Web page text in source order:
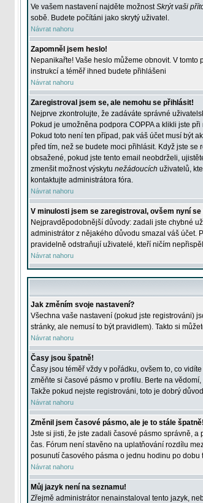
Ve vašem nastavení najděte možnostSkrýt vaši
sobě. Budete počítáni jako skrytý uživatel.
Návrat nahoru
Zapomněl jsem heslo!
Nepanikařte! Vaše heslo můžeme obnovit. V
instrukcí a téměř ihned budete přihlášeni
Návrat nahoru
Zaregistroval jsem se, ale nemohu se přihlásit!
Nejprve zkontrolujte, že zadáváte správné
Pokud je umožněna podpora COPPA a klikli jste
Pokud toto není ten případ, pak váš účet musí být
před tím, než se budete moci přihlásit. Když jste
obsažené, pokud jste tento email neobdrželi,
zmenšit možnost výskytu nežádoucích uživatelů,
kontaktujte administrátora fóra.
Návrat nahoru
V minulosti jsem se zaregistroval, ovšem nyní
Nejpravděpodobnější důvody: zadali jste chybné
administrátor z nějakého důvodu smazal váš účet.
pravidelně odstraňují uživatelé, kteří ničím
Návrat nahoru
Jak změním svoje nastavení?
Všechna vaše nastavení (pokud jste registrováni)
stránky, ale nemusí to být pravidlem). Takto si
Návrat nahoru
Časy jsou špatně!
Časy jsou téměř vždy v pořádku, ovšem to, co
změňte si časové pásmo v profilu. Berte na
Takže pokud nejste registrováni, toto je dobrý
Návrat nahoru
Změnil jsem časové pásmo, ale je to stále špatně!
Jste si jisti, že jste zadali časové pásmo správně,
čas. Fórum není stavěno na uplatňování rozdílu
posunutí časového pásma o jednu hodinu po dobu
Návrat nahoru
Můj jazyk není na seznamu!
Zřejmě administrátor nenainstaloval tento jazyk,